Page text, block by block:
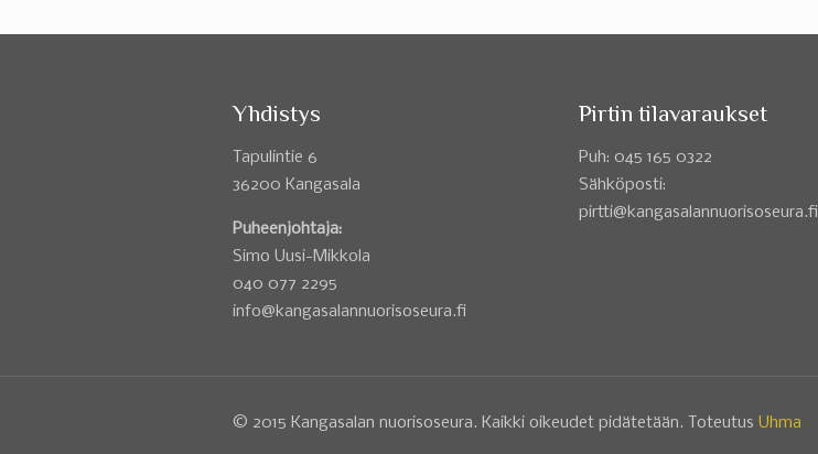
Yhdistys
Tapulintie 6
36200 Kangasala
Puheenjohtaja:
Simo Uusi-Mikkola
040 077 2295
info@kangasalannuorisoseura.fi
Pirtin tilavaraukset
Puh: 045 165 0322
Sähköposti:
pirtti@kangasalannuorisoseura.fi
© 2015 Kangasalan nuorisoseura. Kaikki oikeudet pidätetään. ToteutusUhma